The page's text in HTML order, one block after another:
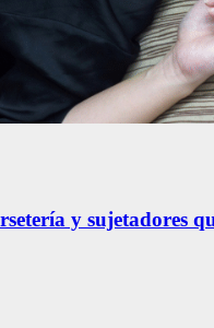
y sujetadores